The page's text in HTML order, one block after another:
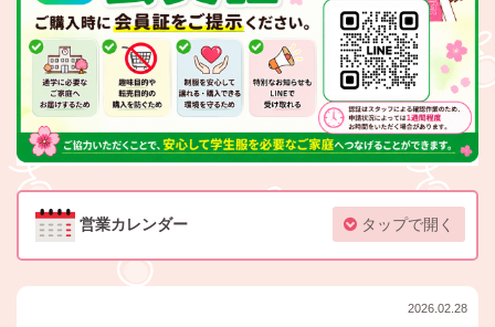
営業カレンダー タップで開く
2026.02.28